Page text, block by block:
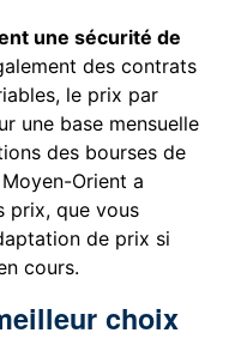
une sécurité de
des contrats
le prix par
une base mensuelle
des bourses de
Orient a
prix, que vous
de prix si
cours.
choix